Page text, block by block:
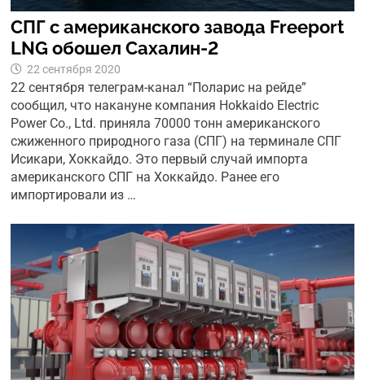
СПГ с американского завода Freeport
LNG обошел Сахалин-2
22 сентября 2020
22 сентября телеграм-канал “Поларис на рейде”
сообщил, что накануне компания Hokkaido Electric
Power Co., Ltd. приняла 70000 тонн американского
сжиженного природного газа (СПГ) на терминале СПГ
Исикари, Хоккайдо. Это первый случай импорта
американского СПГ на Хоккайдо. Ранее его
импортировали из …